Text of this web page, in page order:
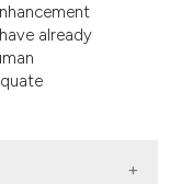
already